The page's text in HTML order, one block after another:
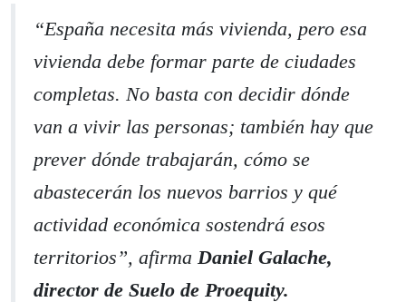
“España necesita más vivienda, pero esa
vivienda debe formar parte de ciudades
completas. No basta con decidir dónde
van a vivir las personas; también hay que
prever dónde trabajarán, cómo se
abastecerán los nuevos barrios y qué
actividad económica sostendrá esos
territorios”, afirma Daniel Galache,
director de Suelo de Proequity.